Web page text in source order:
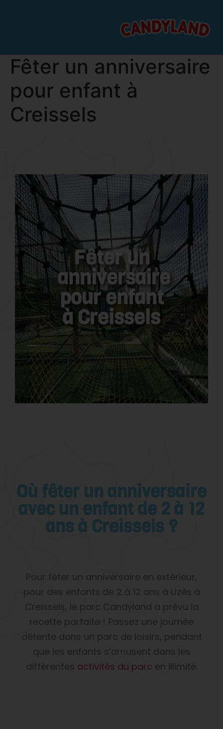
Fêter un anniversaire
pour enfant à
Creissels
Fêter un
anniversaire
pour enfant
à Creissels
Où fêter un anniversaire
avec un enfant de 2 à 12
ans à Creissels ?
Pour fêter un anniversaire en extérieur,
pour des enfants de 2 à 12 ans à Uzès à
Creissels, le parc Candyland a prévu la
recette parfaite ! Passez une journée
détente dans un parc de loisirs, pendant
que les enfants s’amusent dans les
différentes activités du parc en illimité.